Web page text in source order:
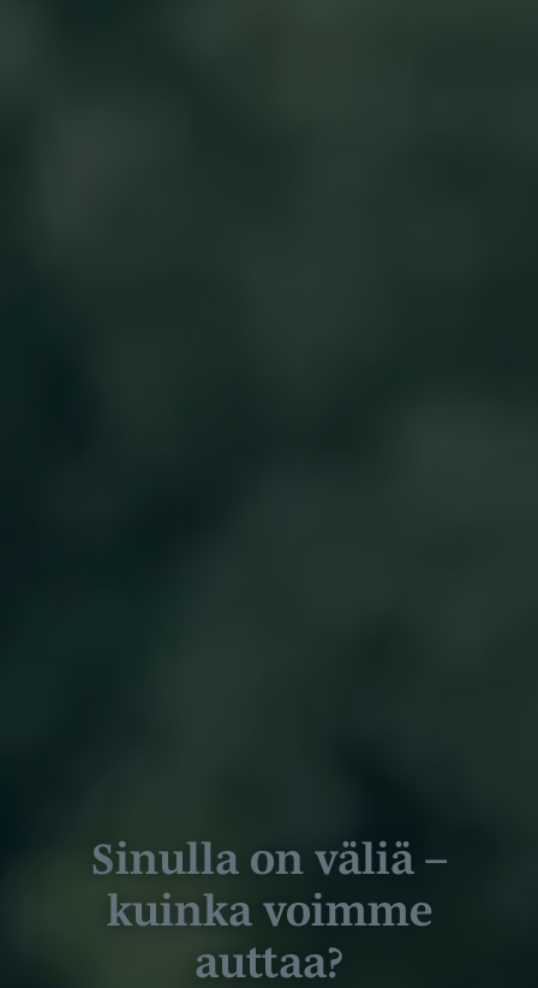
Sinulla on väliä –
kuinka voimme
auttaa?